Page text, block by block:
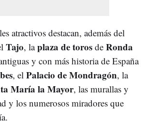
atractivos destacan, además del
Tajo, laplaza de toros de Ronda
y con más historia de España
, el Palacio de Mondragón, la
María la Mayor, las murallas y
y los numerosos miradores que